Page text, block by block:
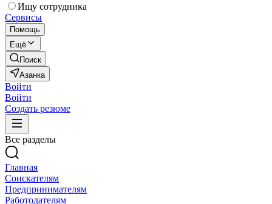
Ищу сотрудника
Сервисы
Помощь
Ещё
Поиск
Азанка
Войти
Войти
Создать резюме
Все разделы
Главная
Соискателям
Предпринимателям
Работодателям